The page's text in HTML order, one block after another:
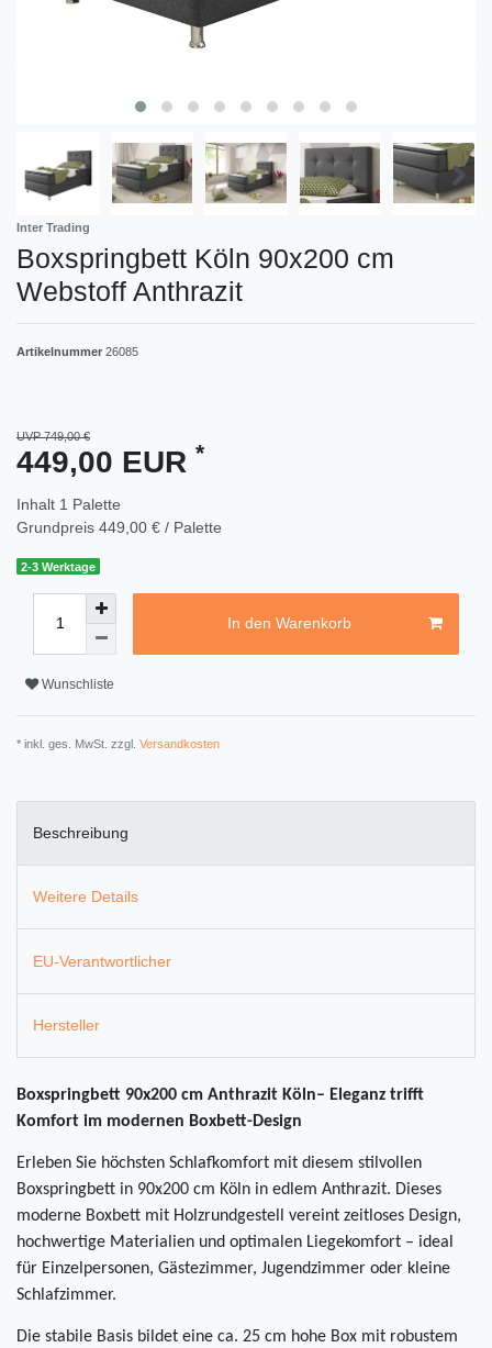
Inter Trading
Boxspringbett Köln 90x200 cm
Webstoff Anthrazit
Artikelnummer 26085
UVP 749,00 €
449,00 EUR *
Inhalt 1 Palette
Grundpreis 449,00 € / Palette
2-3 Werktage
In den Warenkorb
Wunschliste
* inkl. ges. MwSt. zzgl. Versandkosten
Beschreibung
Weitere Details
EU-Verantwortlicher
Hersteller
Boxspringbett 90x200 cm Anthrazit Köln– Eleganz trifft
Komfort im modernen Boxbett-Design
Erleben Sie höchsten Schlafkomfort mit diesem stilvollen
Boxspringbett in 90x200 cm Köln in edlem Anthrazit. Dieses
moderne Boxbett mit Holzrundgestell vereint zeitloses Design,
hochwertige Materialien und optimalen Liegekomfort – ideal
für Einzelpersonen, Gästezimmer, Jugendzimmer oder kleine
Schlafzimmer.
Die stabile Basis bildet eine ca. 25 cm hohe Box mit robustem